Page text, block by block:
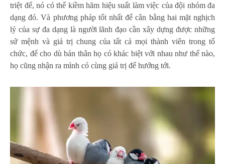
triệt để, nó có thể kiềm hãm hiệu suất làm việc của đội nhóm đa
dạng đó. Và phương pháp tốt nhất để cân bằng hai mặt nghịch
lý của sự đa dạng là người lãnh đạo cần xây dựng được những
sứ mệnh và giá trị chung của tất cả mọi thành viên trong tổ
chức, để cho dù bản thân họ có khác biệt với nhau như thế nào,
họ cũng nhận ra mình có cùng giá trị để hướng tới.